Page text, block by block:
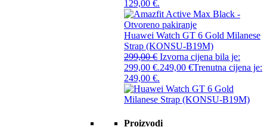
129,00 €.
Huawei Watch GT 6 Gold Milanese
Strap (KONSU-B19M)
299,00€ Izvorna cijena bila je:
299,00 €.249,00 €Trenutna cijena je:
249,00 €.
Proizvodi